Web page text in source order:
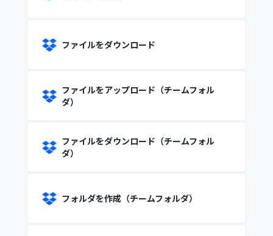
ファイルをダウンロード
ファイルをアップロード（チームフォル
ダ）
ファイルをダウンロード（チームフォル
ダ）
フォルダを作成（チームフォルダ）